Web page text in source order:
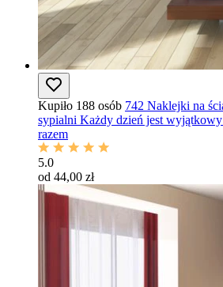
Kupiło 188 osób 742 Naklejki na
sypialni Każdy dzień jest
razem
5.0
od 44,00 zł